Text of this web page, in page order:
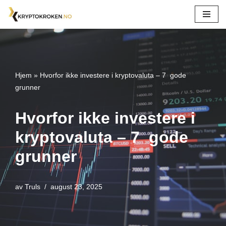
Hopp
til
Hjem » Hvorfor ikke investere i kryptovaluta – 7 gode
grunner
Hvorfor ikke investere i
kryptovaluta – 7 gode
grunner
av Truls august 23, 2025